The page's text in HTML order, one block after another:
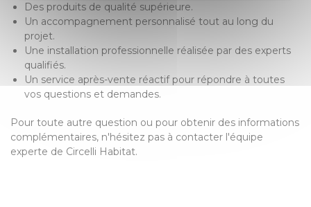
Des produits de qualité supérieure.
Un accompagnement personnalisé tout au long du
projet.
Une installation professionnelle réalisée par des experts
qualifiés.
Un service après-vente réactif pour répondre à toutes
vos questions et demandes.
Pour toute autre question ou pour obtenir des informations
complémentaires, n'hésitez pas à contacter l'équipe
experte de Circelli Habitat.